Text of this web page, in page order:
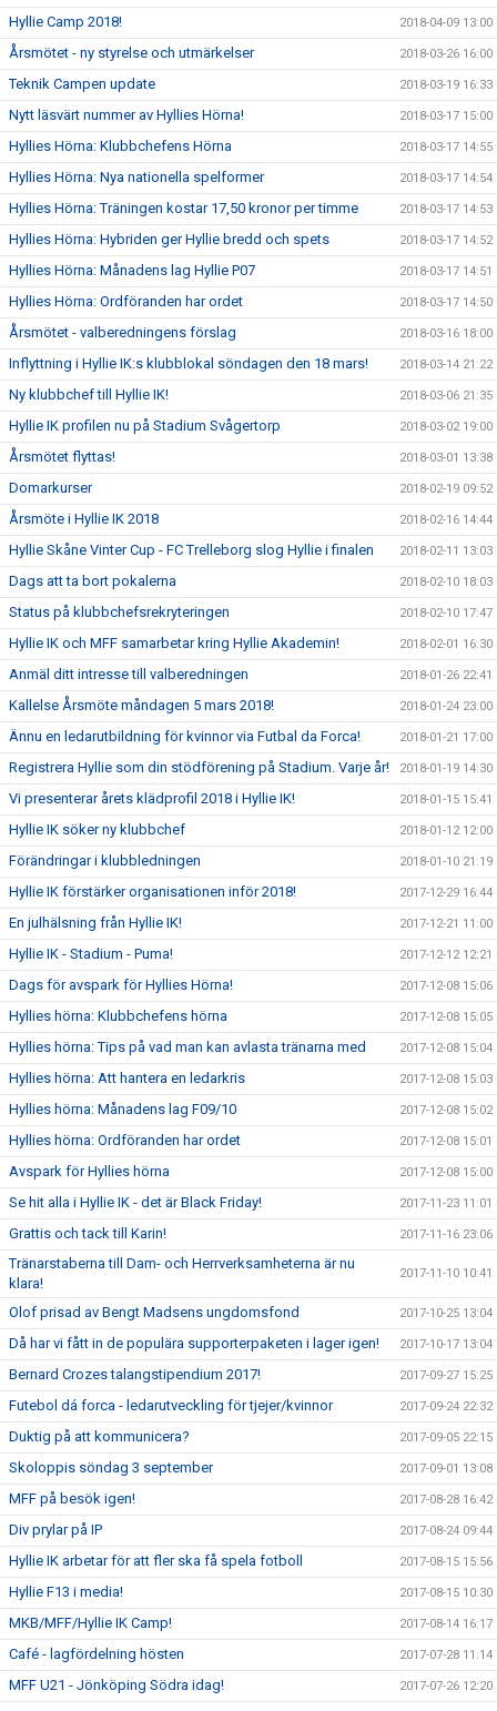
Hyllie Camp 2018! 2018-04-09 13:00
Årsmötet - ny styrelse och utmärkelser 2018-03-26 16:00
Teknik Campen update 2018-03-19 16:33
Nytt läsvärt nummer av Hyllies Hörna! 2018-03-17 15:00
Hyllies Hörna: Klubbchefens Hörna 2018-03-17 14:55
Hyllies Hörna: Nya nationella spelformer 2018-03-17 14:54
Hyllies Hörna: Träningen kostar 17,50 kronor per timme 2018-03-17 14:53
Hyllies Hörna: Hybriden ger Hyllie bredd och spets 2018-03-17 14:52
Hyllies Hörna: Månadens lag Hyllie P07 2018-03-17 14:51
Hyllies Hörna: Ordföranden har ordet 2018-03-17 14:50
Årsmötet - valberedningens förslag 2018-03-16 18:00
Inflyttning i Hyllie IK:s klubblokal söndagen den 18 mars! 2018-03-14 21:22
Ny klubbchef till Hyllie IK! 2018-03-06 21:35
Hyllie IK profilen nu på Stadium Svågertorp 2018-03-02 19:00
Årsmötet flyttas! 2018-03-01 13:38
Domarkurser 2018-02-19 09:52
Årsmöte i Hyllie IK 2018 2018-02-16 14:44
Hyllie Skåne Vinter Cup - FC Trelleborg slog Hyllie i finalen 2018-02-11 13:03
Dags att ta bort pokalerna 2018-02-10 18:03
Status på klubbchefsrekryteringen 2018-02-10 17:47
Hyllie IK och MFF samarbetar kring Hyllie Akademin! 2018-02-01 16:30
Anmäl ditt intresse till valberedningen 2018-01-26 22:41
Kallelse Årsmöte måndagen 5 mars 2018! 2018-01-24 23:00
Ännu en ledarutbildning för kvinnor via Futbal da Forca! 2018-01-21 17:00
Registrera Hyllie som din stödförening på Stadium. Varje år! 2018-01-19 14:30
Vi presenterar årets klädprofil 2018 i Hyllie IK! 2018-01-15 15:41
Hyllie IK söker ny klubbchef 2018-01-12 12:00
Förändringar i klubbledningen 2018-01-10 21:19
Hyllie IK förstärker organisationen inför 2018! 2017-12-29 16:44
En julhälsning från Hyllie IK! 2017-12-21 11:00
Hyllie IK - Stadium - Puma! 2017-12-12 12:21
Dags för avspark för Hyllies Hörna! 2017-12-08 15:06
Hyllies hörna: Klubbchefens hörna 2017-12-08 15:05
Hyllies hörna: Tips på vad man kan avlasta tränarna med 2017-12-08 15:04
Hyllies hörna: Att hantera en ledarkris 2017-12-08 15:03
Hyllies hörna: Månadens lag F09/10 2017-12-08 15:02
Hyllies hörna: Ordföranden har ordet 2017-12-08 15:01
Avspark för Hyllies hörna 2017-12-08 15:00
Se hit alla i Hyllie IK - det är Black Friday! 2017-11-23 11:01
Grattis och tack till Karin! 2017-11-16 23:06
Tränarstaberna till Dam- och Herrverksamheterna är nu
klara!
2017-11-10 10:41
Olof prisad av Bengt Madsens ungdomsfond 2017-10-25 13:04
Då har vi fått in de populära supporterpaketen i lager igen! 2017-10-17 13:04
Bernard Crozes talangstipendium 2017! 2017-09-27 15:25
Futebol dá forca - ledarutveckling för tjejer/kvinnor 2017-09-24 22:32
Duktig på att kommunicera? 2017-09-05 22:15
Skoloppis söndag 3 september 2017-09-01 13:08
MFF på besök igen! 2017-08-28 16:42
Div prylar på IP 2017-08-24 09:44
Hyllie IK arbetar för att fler ska få spela fotboll 2017-08-15 15:56
Hyllie F13 i media! 2017-08-15 10:30
MKB/MFF/Hyllie IK Camp! 2017-08-14 16:17
Café - lagfördelning hösten 2017-07-28 11:14
MFF U21 - Jönköping Södra idag! 2017-07-26 12:20